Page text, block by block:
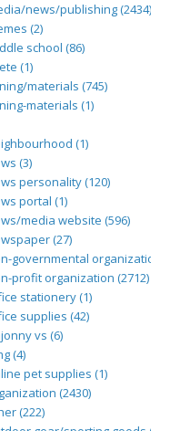
news/publishing (2434)
(2)
school (86)
(1)
materials (745)
materials (1)
(1)
(3)
personality (120)
portal (1)
media website (596)
(27)
governmental organization
profit organization (2712)
stationery (1)
supplies (42)
vs (6)
(4)
pet supplies (1)
(2430)
(222)